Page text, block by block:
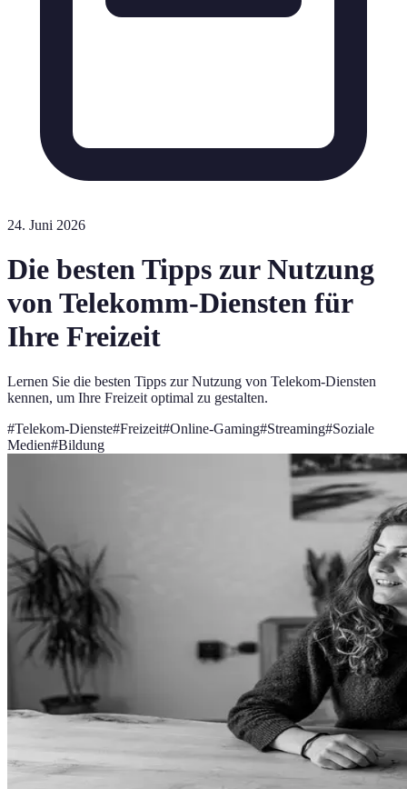
24. Juni 2026
Die besten Tipps zur Nutzung
von Telekomm-Diensten für
Ihre Freizeit
Lernen Sie die besten Tipps zur Nutzung von Telekom-Diensten
kennen, um Ihre Freizeit optimal zu gestalten.
#Telekom-Dienste#Freizeit#Online-Gaming#Streaming#Soziale
Medien#Bildung